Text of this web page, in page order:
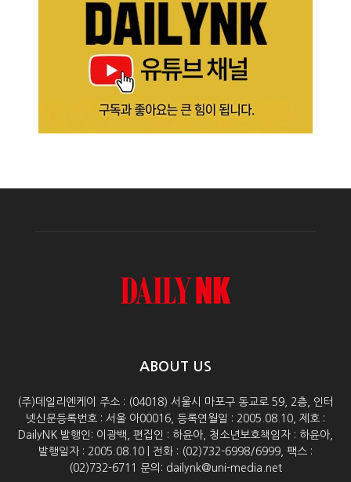
ABOUT US
(주)데일리엔케이 주소 : (04018) 서울시 마포구 동교로 59, 2층, 인터
넷신문등록번호 : 서울 아00016, 등록연월일 : 2005.08.10, 제호 :
DailyNK 발행인: 이광백, 편집인 : 하윤아, 청소년보호책임자 : 하윤아,
발행일자 : 2005.08.10 | 전화 : (02)732-6998/6999, 팩스 :
(02)732-6711 문의: dailynk@uni-media.net